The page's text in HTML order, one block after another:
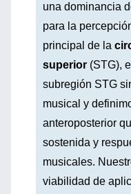
una dominancia
para la
principal de la
superior (STG),
subregión STG
musical y
anteroposterior
sostenida y
musicales.
viabilidad de